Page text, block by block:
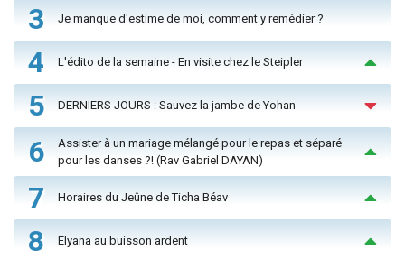
3 Je manque d'estime de moi, comment y remédier ?
4 L'édito de la semaine - En visite chez le Steipler
5 DERNIERS JOURS : Sauvez la jambe de Yohan
6
Assister à un mariage mélangé pour le repas et séparé
pour les danses ?! (Rav Gabriel DAYAN)
7 Horaires du Jeûne de Ticha Béav
8 Elyana au buisson ardent